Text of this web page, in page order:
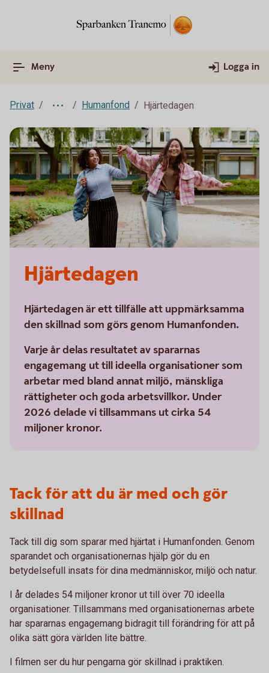
Meny Logga in
Privat Humanfond Hjärtedagen
Hjärtedagen
Hjärtedagen är ett tillfälle att uppmärksamma
den skillnad som görs genom Humanfonden.
Varje år delas resultatet av spararnas
engagemang ut till ideella organisationer som
arbetar med bland annat miljö, mänskliga
rättigheter och goda arbetsvillkor. Under
2026 delade vi tillsammans ut cirka 54
miljoner kronor.
Tack för att du är med och gör
skillnad
Tack till dig som sparar med hjärtat i Humanfonden. Genom
sparandet och organisationernas hjälp gör du en
betydelsefull insats för dina medmänniskor, miljö och natur.
I år delades 54 miljoner kronor ut till över 70 ideella
organisationer. Tillsammans med organisationernas arbete
har spararnas engagemang bidragit till förändring för att på
olika sätt göra världen lite bättre.
I filmen ser du hur pengarna gör skillnad i praktiken.